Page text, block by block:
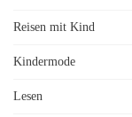
Reisen mit Kind
Kindermode
Lesen